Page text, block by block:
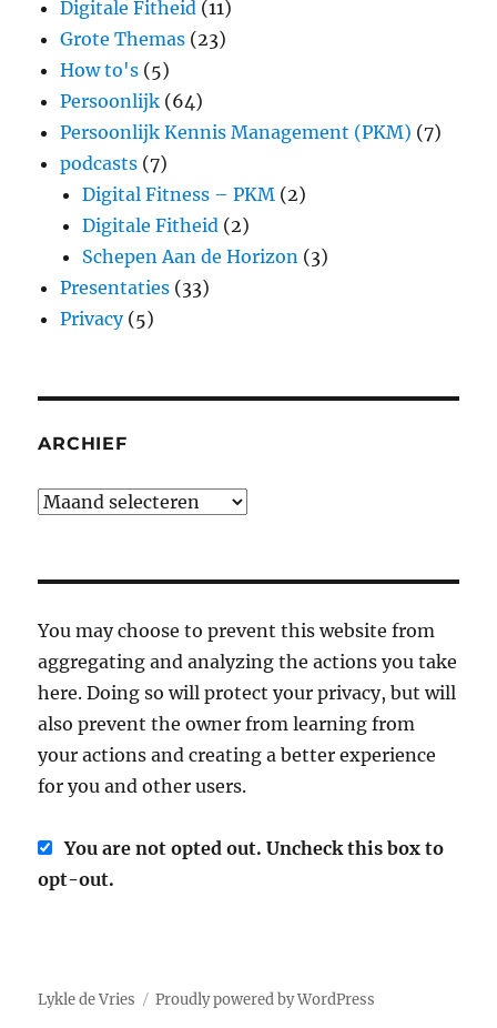
Digitale Fitheid (11)
Grote Themas (23)
How to's (5)
Persoonlijk (64)
Persoonlijk Kennis Management (PKM) (7)
podcasts (7)
Digital Fitness – PKM (2)
Digitale Fitheid (2)
Schepen Aan de Horizon (3)
Presentaties (33)
Privacy(5)
ARCHIEF
Archief
You may choose to prevent this website from
aggregating and analyzing the actions you take
here. Doing so will protect your privacy, but will
also prevent the owner from learning from
your actions and creating a better experience
for you and other users.
You are not opted out. Uncheck this box to
opt-out.
Lykle de Vries Proudly powered by WordPress